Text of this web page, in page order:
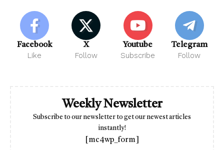
Facebook
Like
X
Follow
Youtube
Subscribe
Telegram
Follow
Weekly Newsletter
Subscribe to our newsletter to get our newest articles
instantly!
[mc4wp_form]